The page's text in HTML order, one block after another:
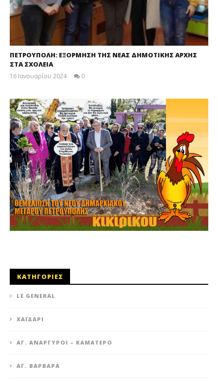
ΠΕΤΡΟΥΠΟΛΗ: ΕΞΟΡΜΗΣΗ ΤΗΣ ΝΕΑΣ ΔΗΜΟΤΙΚΗΣ ΑΡΧΗΣ
ΣΤΑ ΣΧΟΛΕΙΑ
16 Ιανουαρίου 2024
0
ΚΑΤΗΓΟΡΙΕΣ
LE GENERAL
XΑΪΔΆΡΙ
ΆΓ. ΑΝΆΡΓΥΡΟΙ – KΑΜΑΤΕΡΌ
ΑΓ. ΒΑΡΒΆΡΑ